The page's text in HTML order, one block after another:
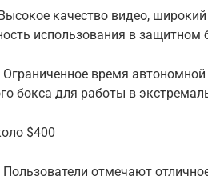
качество видео,
использования в защитном
время
бокса для работы в
$400
отмечают